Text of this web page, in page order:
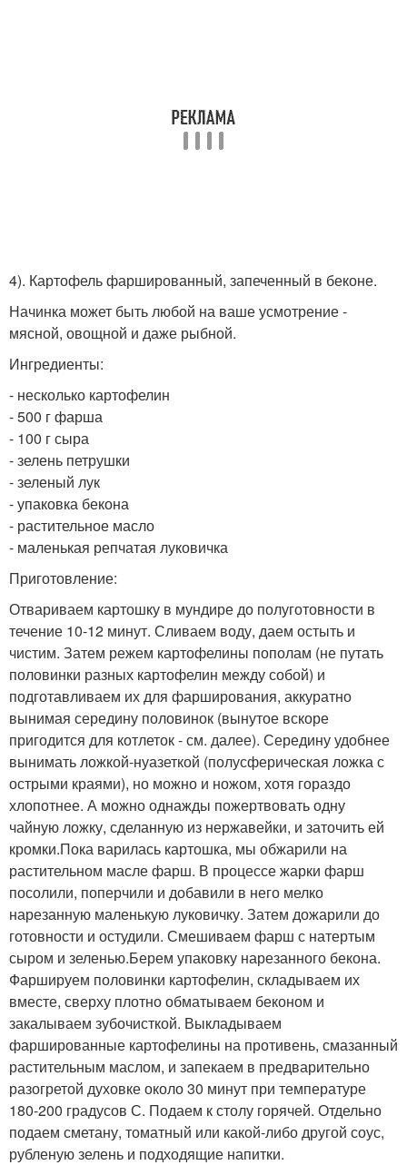
4). Картофель фаршированный, запеченный в беконе.
Начинка может быть любой на ваше усмотрение -
мясной, овощной и даже рыбной.
Ингредиенты:
- несколько картофелин
- 500 г фарша
- 100 г сыра
- зелень петрушки
- зеленый лук
- упаковка бекона
- растительное масло
- маленькая репчатая луковичка
Приготовление:
Отвариваем картошку в мундире до полуготовности в
течение 10-12 минут. Сливаем воду, даем остыть и
чистим. Затем режем картофелины пополам (не путать
половинки разных картофелин между собой) и
подготавливаем их для фарширования, аккуратно
вынимая середину половинок (вынутое вскоре
пригодится для котлеток - см. далее). Середину удобнее
вынимать ложкой-нуазеткой (полусферическая ложка с
острыми краями), но можно и ножом, хотя гораздо
хлопотнее. А можно однажды пожертвовать одну
чайную ложку, сделанную из нержавейки, и заточить ей
кромки.Пока варилась картошка, мы обжарили на
растительном масле фарш. В процессе жарки фарш
посолили, поперчили и добавили в него мелко
нарезанную маленькую луковичку. Затем дожарили до
готовности и остудили. Смешиваем фарш с натертым
сыром и зеленью.Берем упаковку нарезанного бекона.
Фаршируем половинки картофелин, складываем их
вместе, сверху плотно обматываем беконом и
закалываем зубочисткой. Выкладываем
фаршированные картофелины на противень, смазанный
растительным маслом, и запекаем в предварительно
разогретой духовке около 30 минут при температуре
180-200 градусов С. Подаем к столу горячей. Отдельно
подаем сметану, томатный или какой-либо другой соус,
рубленую зелень и подходящие напитки.